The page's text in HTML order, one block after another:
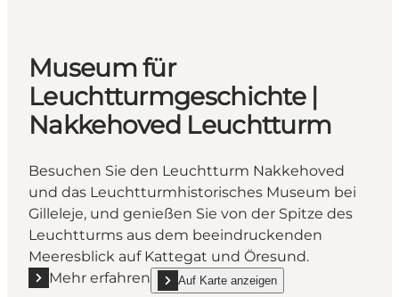
Museum für
Leuchtturmgeschichte |
Nakkehoved Leuchtturm
Besuchen Sie den Leuchtturm Nakkehoved
und das Leuchtturmhistorisches Museum bei
Gilleleje, und genießen Sie von der Spitze des
Leuchtturms aus dem beeindruckenden
Meeresblick auf Kattegat und Öresund.
Mehr erfahren
Mehr erfahren "Museum für
Auf Karte anzeigen
show Museum für Leuchtturmgeschichte |